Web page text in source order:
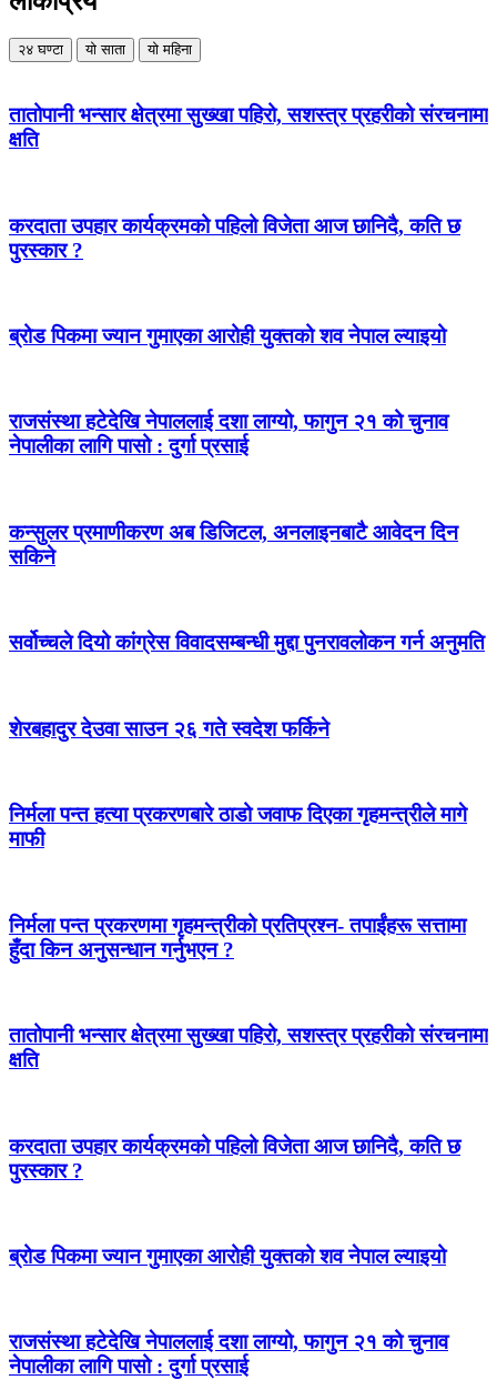
२४ घण्टा यो साता यो महिना
तातोपानी भन्सार क्षेत्रमा सुख्खा पहिरो, सशस्त्र प्रहरीको संरचनामा
क्षति
करदाता उपहार कार्यक्रमको पहिलो विजेता आज छानिदै, कति छ
पुरस्कार ?
ब्रोड पिकमा ज्यान गुमाएका आरोही युक्तको शव नेपाल ल्याइयो
राजसंस्था हटेदेखि नेपाललाई दशा लाग्यो, फागुन २१ को चुनाव
नेपालीका लागि पासो : दुर्गा प्रसाई
कन्सुलर प्रमाणीकरण अब डिजिटल, अनलाइनबाटै आवेदन दिन
सकिने
सर्वोच्चले दियो कांग्रेस विवादसम्बन्धी मुद्दा पुनरावलोकन गर्न अनुमति
शेरबहादुर देउवा साउन २६ गते स्वदेश फर्किने
निर्मला पन्त हत्या प्रकरणबारे ठाडो जवाफ दिएका गृहमन्त्रीले मागे
माफी
निर्मला पन्त प्रकरणमा गृहमन्त्रीको प्रतिप्रश्न- तपाईंहरू सत्तामा
हुँदा किन अनुसन्धान गर्नुभएन ?
तातोपानी भन्सार क्षेत्रमा सुख्खा पहिरो, सशस्त्र प्रहरीको संरचनामा
क्षति
करदाता उपहार कार्यक्रमको पहिलो विजेता आज छानिदै, कति छ
पुरस्कार ?
ब्रोड पिकमा ज्यान गुमाएका आरोही युक्तको शव नेपाल ल्याइयो
राजसंस्था हटेदेखि नेपाललाई दशा लाग्यो, फागुन २१ को चुनाव
नेपालीका लागि पासो : दुर्गा प्रसाई